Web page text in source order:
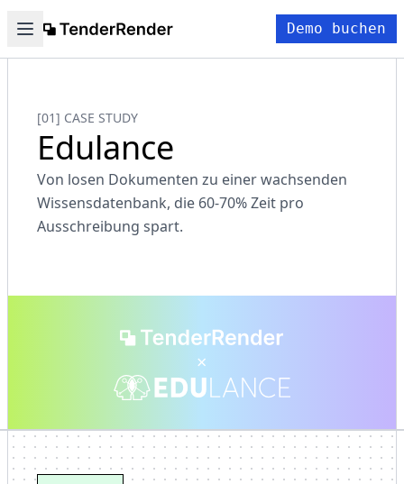
Demo buchen
[01] CASE STUDY
Edulance
Von losen Dokumenten zu einer wachsenden
Wissensdatenbank, die 60-70% Zeit pro
Ausschreibung spart.
×